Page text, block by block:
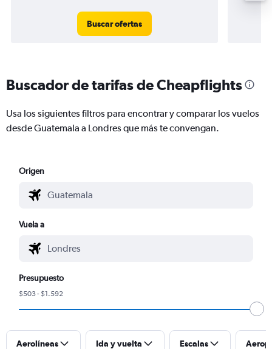
Buscar ofertas
Buscador de tarifas de Cheapflights
Usa los siguientes filtros para encontrar y comparar los vuelos
desde Guatemala a Londres que más te convengan.
Origen
Vuela a
Presupuesto
$503 - $1.592
Aerolíneas Ida y vuelta Escalas